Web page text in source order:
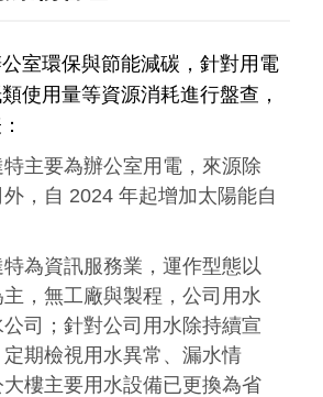
室環保與節能減碳，針對用電
使用量等資源消耗進行盤查，
主要為辦公室用電，來源除
，自 2024 年起增加太陽能自
為資訊服務業，運作型態以
，無工廠與製程，公司用水
司；針對公司用水除持續宣
期檢視用水異常、漏水情
樓主要用水設備已更換為省